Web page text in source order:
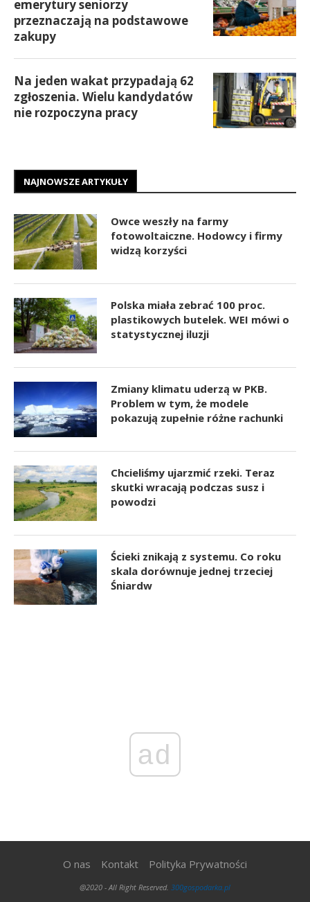
emerytury seniorzy
przeznaczają na podstawowe
zakupy
Na jeden wakat przypadają 62
zgłoszenia. Wielu kandydatów
nie rozpoczyna pracy
NAJNOWSZE ARTYKUŁY
Owce weszły na farmy
fotowoltaiczne. Hodowcy i firmy
widzą korzyści
Polska miała zebrać 100 proc.
plastikowych butelek. WEI mówi o
statystycznej iluzji
Zmiany klimatu uderzą w PKB.
Problem w tym, że modele
pokazują zupełnie różne rachunki
Chcieliśmy ujarzmić rzeki. Teraz
skutki wracają podczas susz i
powodzi
Ścieki znikają z systemu. Co roku
skala dorównuje jednej trzeciej
Śniardw
ad
O nas Kontakt Polityka Prywatności
@2020 - All Right Reserved. 300gospodarka.pl